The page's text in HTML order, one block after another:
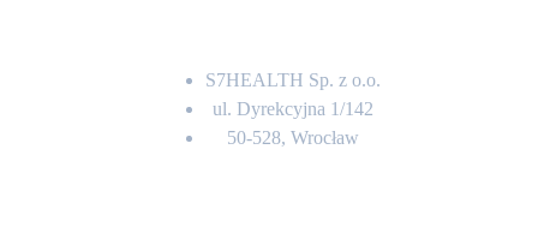
S7HEALTH Sp. z o.o.
ul. Dyrekcyjna 1/142
50-528, Wrocław